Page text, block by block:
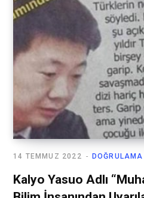
14 TEMMUZ 2022
Kalyo Yasuo Adlı